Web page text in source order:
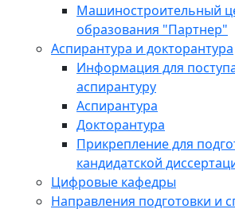
Машиностроительный
образования "Партнер"
Аспирантура и докторантура
Информация для
аспирантуру
Аспирантура
Докторантура
Прикрепление для
кандидатской
Цифровые кафедры
Направления подготовки и